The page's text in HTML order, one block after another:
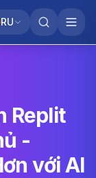
RU
Replit
-
với AI